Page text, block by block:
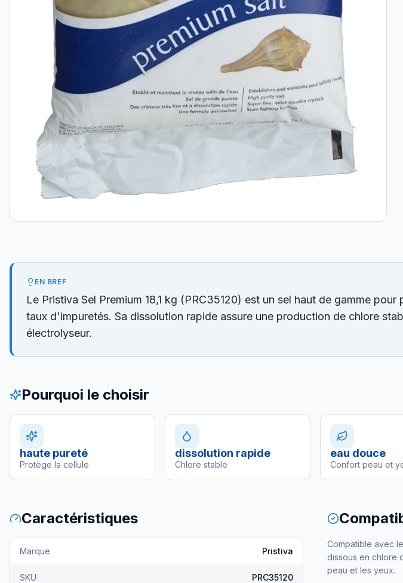
EN BREF
Le Pristiva Sel Premium 18,1 kg (PRC35120) est un sel haut de gamme
taux d'impuretés. Sa dissolution rapide assure une production de chlore
électrolyseur.
Pourquoi le choisir
haute pureté
Protège la cellule
dissolution rapide
Chlore stable
eau douce
Confort peau et
Caractéristiques
Marque Pristiva
SKU PRC35120
Compatible avec
dissous en chlore
peau et les yeux.